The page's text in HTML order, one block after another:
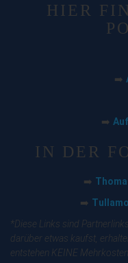
HIER
➡️
➡️
IN DER
➡️
➡️
*Diese Links sind
darüber etwas kaufst,
entstehen KEINE